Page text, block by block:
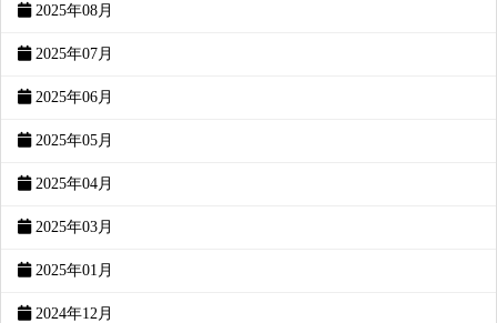
2025年08月
2025年07月
2025年06月
2025年05月
2025年04月
2025年03月
2025年01月
2024年12月